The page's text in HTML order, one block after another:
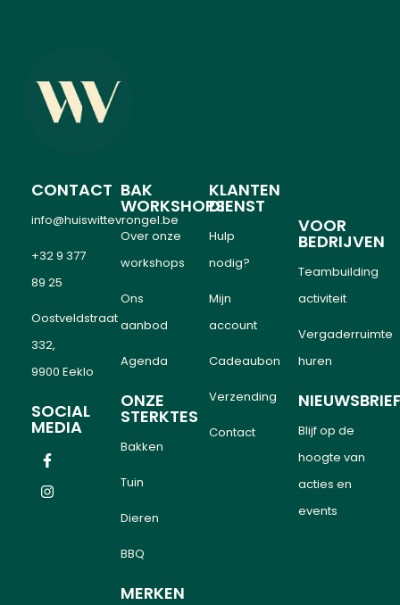
CONTACT
info@huiswittevrongel.be
+32 9 377
89 25
Oostveldstraat
332,
9900 Eeklo
SOCIAL
MEDIA
BAK
WORKSHOPS
Over onze
workshops
Ons
aanbod
Agenda
ONZE
STERKTES
Bakken
Tuin
Dieren
BBQ
MERKEN
KLANTEN
DIENST
Hulp
nodig?
Mijn
account
Cadeaubon
Verzending
Contact
VOOR
BEDRIJVEN
Teambuilding
activiteit
Vergaderruimte
huren
Blijf op de
hoogte van
acties en
events